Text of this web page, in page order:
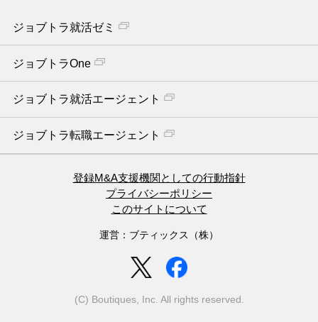
ジョブトラ就活ゼミ
ジョブトラOne
ジョブトラ就活エージェント
ジョブトラ転職エージェント
登録M&A支援機関としての行動指針
プライバシーポリシー
このサイトについて
運営：ブティックス（株）
(C) Boutiques, Inc. All rights reserved.